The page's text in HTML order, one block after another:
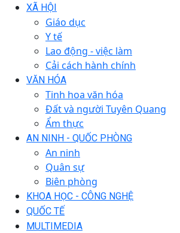
XÃ HỘI
Giáo dục
Y tế
Lao động - việc làm
Cải cách hành chính
VĂN HÓA
Tinh hoa văn hóa
Đất và người Tuyên Quang
Ẩm thực
AN NINH - QUỐC PHÒNG
An ninh
Quân sự
Biên phòng
KHOA HỌC - CÔNG NGHỆ
QUỐC TẾ
MULTIMEDIA